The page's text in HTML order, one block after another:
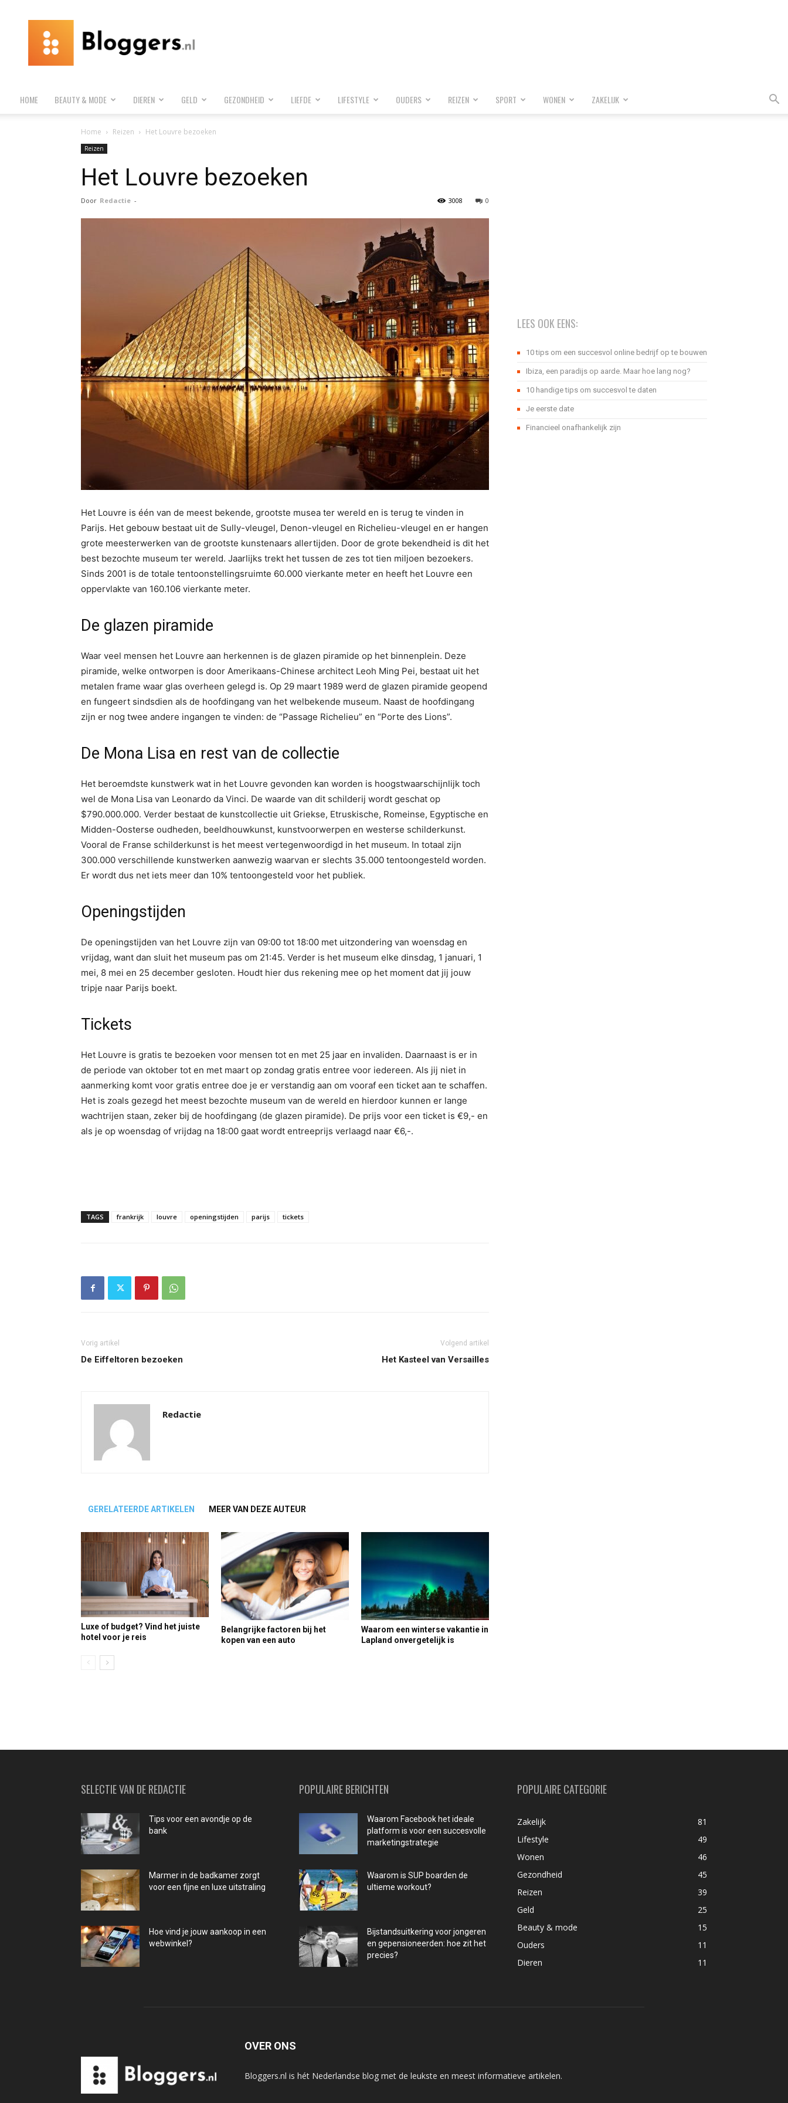
HOME BEAUTY & MODE DIEREN GELD GEZONDHEID LIEFDE LIFESTYLE OUDERS REIZEN SPORT WONEN ZAKELIJK
Home Reizen Het Louvre bezoeken
Reizen
Het Louvre bezoeken
Door Redactie - 0
3008
Het Louvre is één van de meest bekende, grootste musea ter wereld en is terug te vinden in
Parijs. Het gebouw bestaat uit de Sully-vleugel, Denon-vleugel en Richelieu-vleugel en er hangen
grote meesterwerken van de grootste kunstenaars allertijden. Door de grote bekendheid is dit het
best bezochte museum ter wereld. Jaarlijks trekt het tussen de zes tot tien miljoen bezoekers.
Sinds 2001 is de totale tentoonstellingsruimte 60.000 vierkante meter en heeft het Louvre een
oppervlakte van 160.106 vierkante meter.
De glazen piramide
Waar veel mensen het Louvre aan herkennen is de glazen piramide op het binnenplein. Deze
piramide, welke ontworpen is door Amerikaans-Chinese architect Leoh Ming Pei, bestaat uit het
metalen frame waar glas overheen gelegd is. Op 29 maart 1989 werd de glazen piramide geopend
en fungeert sindsdien als de hoofdingang van het welbekende museum. Naast de hoofdingang
zijn er nog twee andere ingangen te vinden: de “Passage Richelieu” en “Porte des Lions”.
De Mona Lisa en rest van de collectie
Het beroemdste kunstwerk wat in het Louvre gevonden kan worden is hoogstwaarschijnlijk toch
wel de Mona Lisa van Leonardo da Vinci. De waarde van dit schilderij wordt geschat op
$790.000.000. Verder bestaat de kunstcollectie uit Griekse, Etruskische, Romeinse, Egyptische en
Midden-Oosterse oudheden, beeldhouwkunst, kunstvoorwerpen en westerse schilderkunst.
Vooral de Franse schilderkunst is het meest vertegenwoordigd in het museum. In totaal zijn
300.000 verschillende kunstwerken aanwezig waarvan er slechts 35.000 tentoongesteld worden.
Er wordt dus net iets meer dan 10% tentoongesteld voor het publiek.
Openingstijden
De openingstijden van het Louvre zijn van 09:00 tot 18:00 met uitzondering van woensdag en
vrijdag, want dan sluit het museum pas om 21:45. Verder is het museum elke dinsdag, 1 januari, 1
mei, 8 mei en 25 december gesloten. Houdt hier dus rekening mee op het moment dat jij jouw
tripje naar Parijs boekt.
Tickets
Het Louvre is gratis te bezoeken voor mensen tot en met 25 jaar en invaliden. Daarnaast is er in
de periode van oktober tot en met maart op zondag gratis entree voor iedereen. Als jij niet in
aanmerking komt voor gratis entree doe je er verstandig aan om vooraf een ticket aan te schaffen.
Het is zoals gezegd het meest bezochte museum van de wereld en hierdoor kunnen er lange
wachtrijen staan, zeker bij de hoofdingang (de glazen piramide). De prijs voor een ticket is €9,- en
als je op woensdag of vrijdag na 18:00 gaat wordt entreeprijs verlaagd naar €6,-.
TAGS frankrijk louvre openingstijden parijs tickets
Vorig artikel
De Eiffeltoren bezoeken
Volgend artikel
Het Kasteel van Versailles
Redactie
GERELATEERDE ARTIKELEN MEER VAN DEZE AUTEUR
Luxe of budget? Vind het juiste
hotel voor je reis
Belangrijke factoren bij het
kopen van een auto
Waarom een winterse vakantie in
Lapland onvergetelijk is
LEES OOK EENS:
10 tips om een succesvol online bedrijf op te bouwen
Ibiza, een paradijs op aarde. Maar hoe lang nog?
10 handige tips om succesvol te daten
Je eerste date
Financieel onafhankelijk zijn
SELECTIE VAN DE REDACTIE
Tips voor een avondje op de
bank
Marmer in de badkamer zorgt
voor een fijne en luxe uitstraling
Hoe vind je jouw aankoop in een
webwinkel?
POPULAIRE BERICHTEN
Waarom Facebook het ideale
platform is voor een succesvolle
marketingstrategie
Waarom is SUP boarden de
ultieme workout?
Bijstandsuitkering voor jongeren
en gepensioneerden: hoe zit het
precies?
POPULAIRE CATEGORIE
Zakelijk
81
Lifestyle
49
Wonen
46
Gezondheid
45
Reizen
39
Geld
25
Beauty & mode
15
Ouders
11
Dieren
11
OVER ONS
Bloggers.nl is hét Nederlandse blog met de leukste en meest informatieve artikelen.